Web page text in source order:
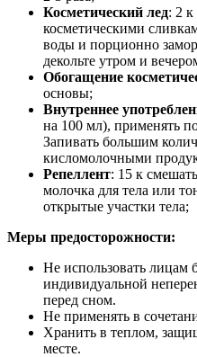
Косметический лед: 2
косметическими
воды и порционно
декольте утром и
Обогащение
основы;
Внутреннее
на 100 мл), применять
Запивать большим
кисломолочными
Репеллент: 15 к
молочка для тела или
открытые участки тела;
Меры предосторожности:
Не использовать лицам
индивидуальной
перед сном.
Не применять в
Хранить в теплом,
месте.